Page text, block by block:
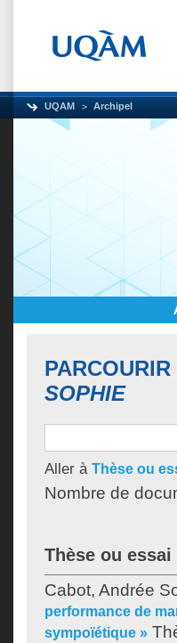
UQAM Archipel
SOPHIE
Aller à Thèse ou
Nombre de
Thèse ou
Cabot, Andrée
performance de
sympoïétique »